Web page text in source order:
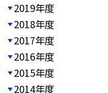
2019年度
2018年度
2017年度
2016年度
2015年度
2014年度